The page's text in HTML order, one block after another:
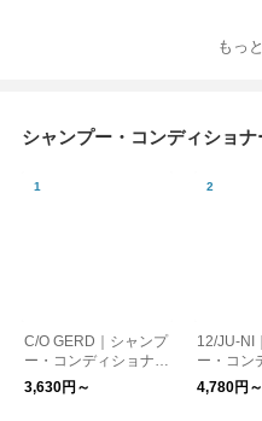
もっ
シャンプー・コンディショ
C/O GERD｜シャンプ
ー・コンディショナ
ー・ヘアワックス
3,630円～
12/JU-NI
ー・コン
（ボトル/
料無料】
4,780円～